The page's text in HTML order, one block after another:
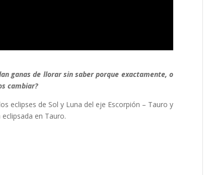
ganas de llorar sin saber porque exactamente, o
cambiar?
eclipses de Sol y Luna del eje Escorpión – Tauro y
en Tauro.